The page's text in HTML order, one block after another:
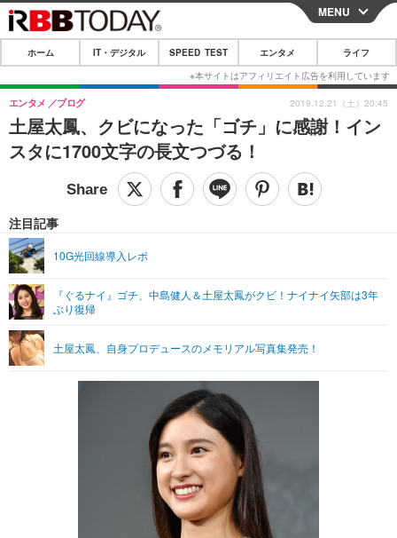
CLOSE
ホーム
IT・デジタル
IT・デジタルTOP スマートフォン
ショッピング その他
SPEED TEST
エンタメTOP 映画・ドラマ
グラビア
ショッピング その他
ライフTOP
その他
リリース一覧
プッシュ通知の停止方法
MENU
ホーム IT・デジタル SPEED TEST エンタメ ライフ
土屋太鳳、クビになった「ゴチ」に感謝！イン
スタに1700文字の長文つづる！
エンタメ ブログ
注目記事
10G光回線導入レポ
『ぐるナイ』ゴチ、中島健人＆土屋太鳳がクビ！ナイナイ矢部は3年
ぶり復帰
土屋太鳳、自身プロデュースのメモリアル写真集発売！
2019.12.21（土）20:45